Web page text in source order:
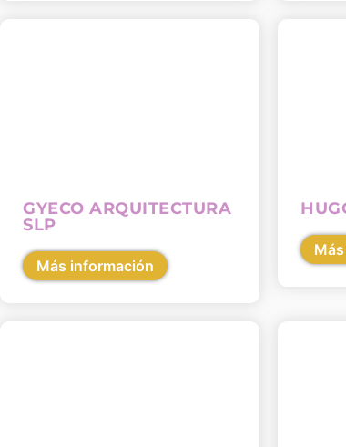
GYECO ARQUITECTURA
SLP
Más información